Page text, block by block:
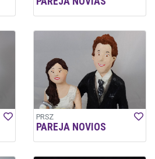
PRSZ
PAREJA NOVIOS